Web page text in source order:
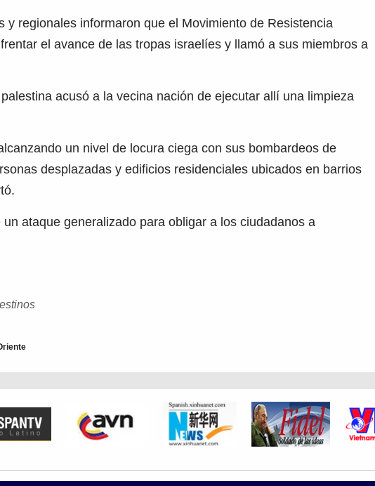
y regionales informaron que el Movimiento de Resistencia
el avance de las tropas israelíes y llamó a sus miembros a
acusó a la vecina nación de ejecutar allí una limpieza
un nivel de locura ciega con sus bombardeos de
desplazadas y edificios residenciales ubicados en barrios
ataque generalizado para obligar a los ciudadanos a